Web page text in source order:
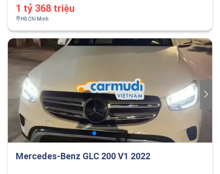
1 tỷ 368 triệu
Hồ Chí Minh
Mercedes-Benz GLC 200 V1 2022